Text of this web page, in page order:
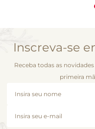
Inscreva-se
Receba todas as
primeira